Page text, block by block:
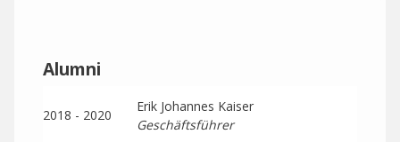
Alumni
2018 - 2020
Erik Johannes Kaiser
Geschäftsführer